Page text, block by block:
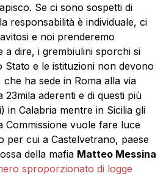
Se ci sono sospetti di
responsabilità è individuale, ci
e noi prenderemo
a dire, i grembiulini sporchi si
Stato e le istituzioni non devono
ha sede in Roma alla via
aderenti e di questi più
in Calabria mentre in Sicilia gli
Commissione vuole fare luce
per cui a Castelvetrano, paese
della mafia Matteo Messina
sproporzionato di logge